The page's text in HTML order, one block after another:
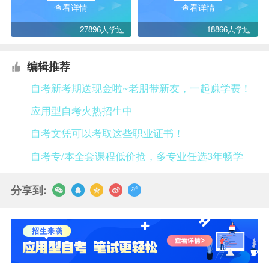
查看详情
27896人学过
查看详情
18866人学过
编辑推荐
自考新考期送现金啦~老朋带新友，一起赚学费！
应用型自考火热招生中
自考文凭可以考取这些职业证书！
自考专/本全套课程低价抢，多专业任选3年畅学
分享到: